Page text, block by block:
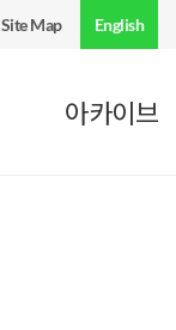
English
Site Map
아카이브